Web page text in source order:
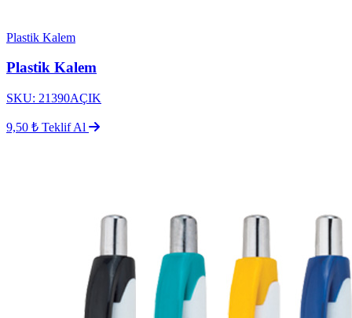
Plastik Kalem
Plastik Kalem
SKU: 21390AÇIK
9,50 ₺ Teklif Al